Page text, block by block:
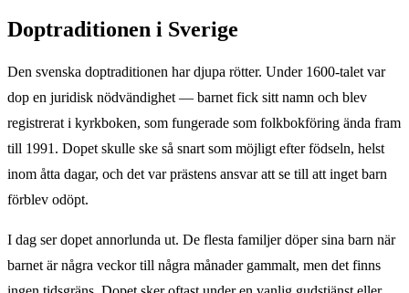
Doptraditionen i Sverige
Den svenska doptraditionen har djupa rötter. Under 1600-talet var
dop en juridisk nödvändighet — barnet fick sitt namn och blev
registrerat i kyrkboken, som fungerade som folkbokföring ända fram
till 1991. Dopet skulle ske så snart som möjligt efter födseln, helst
inom åtta dagar, och det var prästens ansvar att se till att inget barn
förblev odöpt.
I dag ser dopet annorlunda ut. De flesta familjer döper sina barn när
barnet är några veckor till några månader gammalt, men det finns